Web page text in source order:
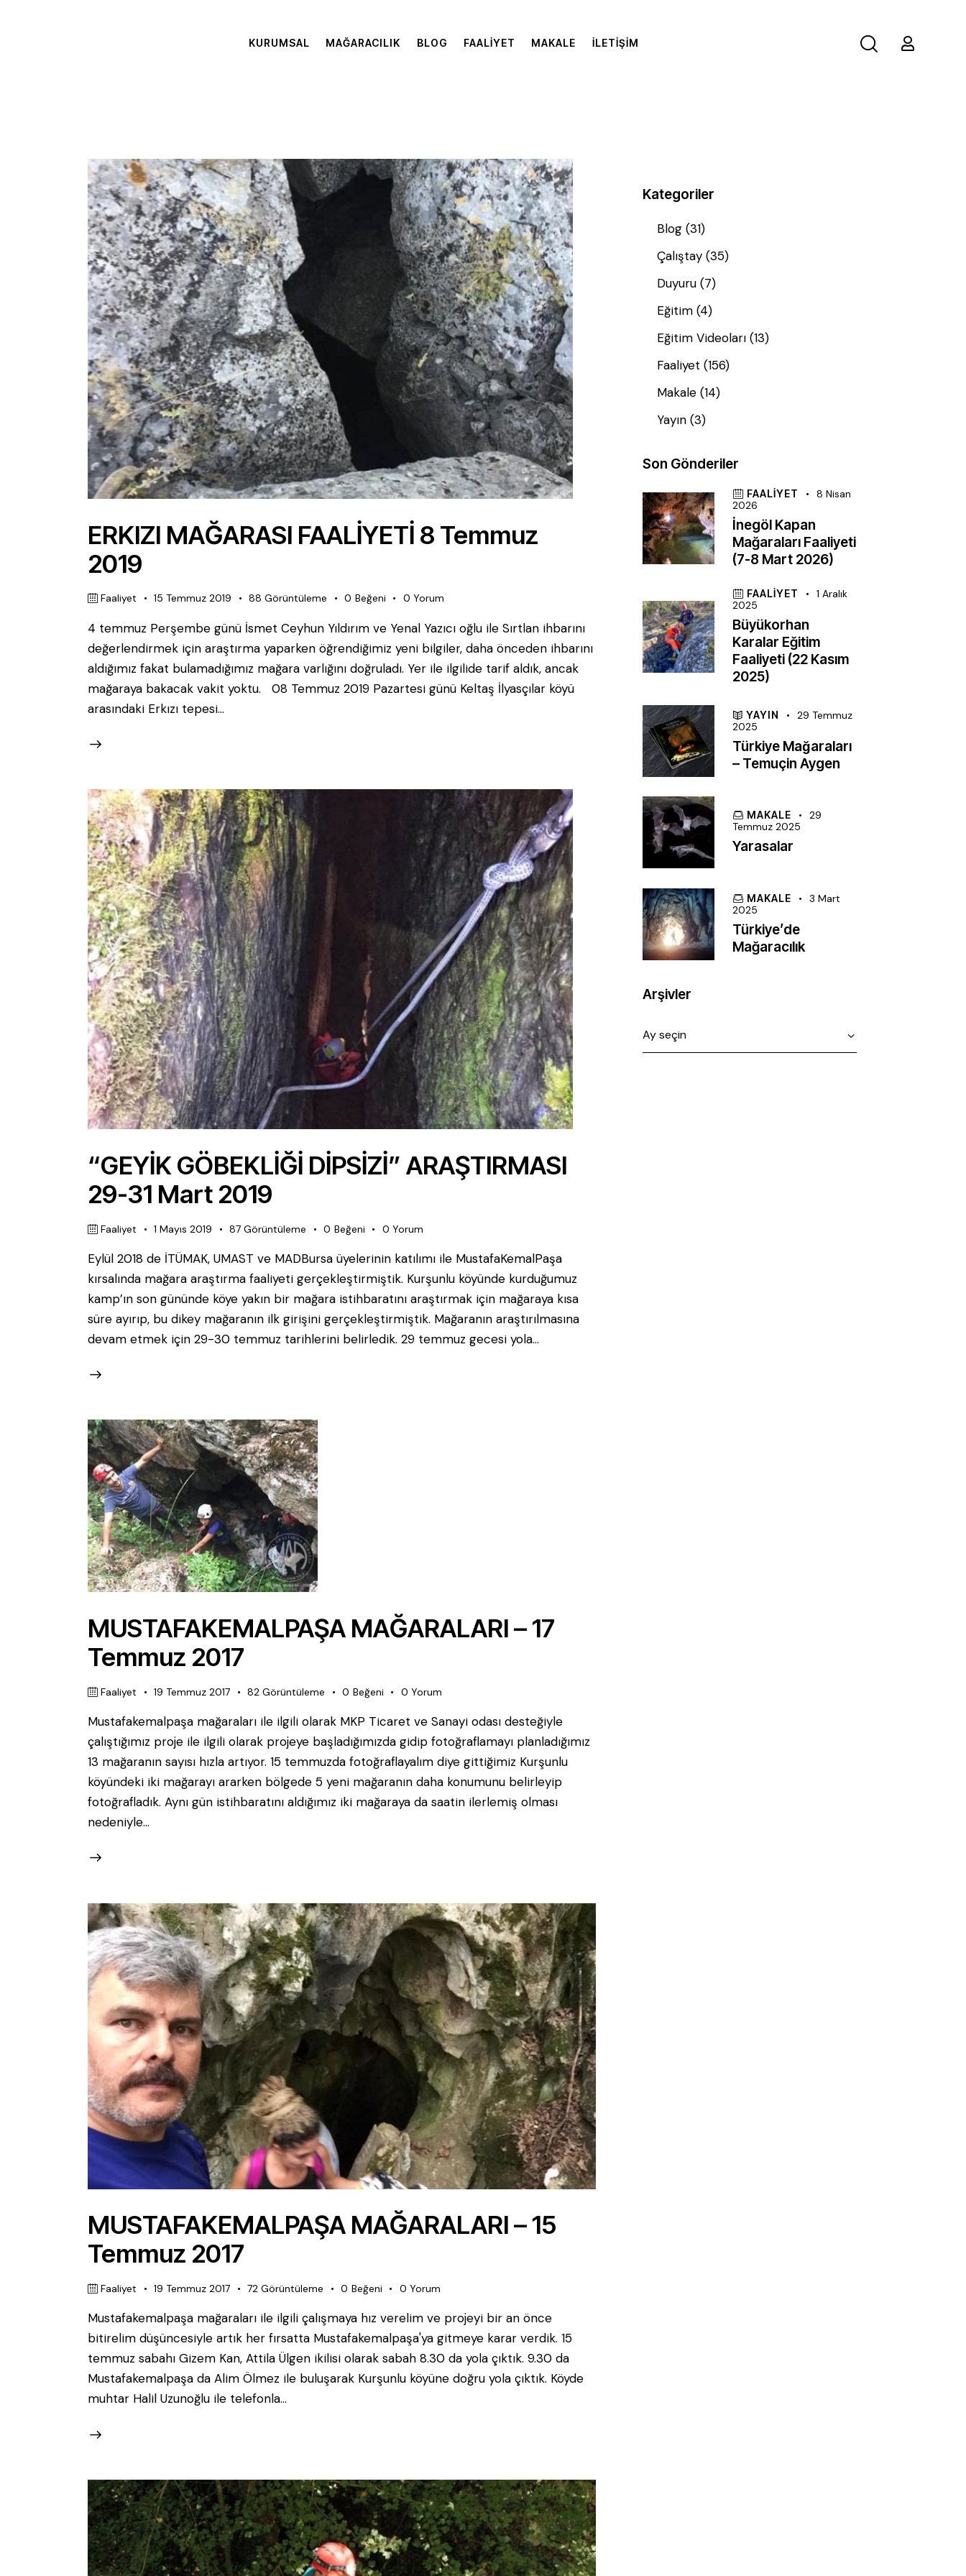
KURUMSAL MAĞARACILIK BLOG FAALIYET MAKALE İLETIŞIM
ERKIZI MAĞARASI FAALİYETİ 8 Temmuz
2019
Faaliyet 15 Temmuz 2019 88 Görüntüleme 0 Beğeni 0 Yorum
4 temmuz Perşembe günü İsmet Ceyhun Yıldırım ve Yenal Yazıcı oğlu ile Sırtlan ihbarını
değerlendirmek için araştırma yaparken öğrendiğimiz yeni bilgiler, daha önceden ihbarını
aldığımız fakat bulamadığımız mağara varlığını doğruladı. Yer ile ilgilide tarif aldık, ancak
mağaraya bakacak vakit yoktu. 08 Temmuz 2019 Pazartesi günü Keltaş İlyasçılar köyü
arasındaki Erkızı tepesi…
“GEYİK GÖBEKLİĞİ DİPSİZİ” ARAŞTIRMASI
29-31 Mart 2019
Faaliyet 1 Mayıs 2019 87 Görüntüleme 0 Beğeni 0 Yorum
Eylül 2018 de İTÜMAK, UMAST ve MADBursa üyelerinin katılımı ile MustafaKemalPaşa
kırsalında mağara araştırma faaliyeti gerçekleştirmiştik. Kurşunlu köyünde kurduğumuz
kamp’ın son gününde köye yakın bir mağara istihbaratını araştırmak için mağaraya kısa
süre ayırıp, bu dikey mağaranın ilk girişini gerçekleştirmiştik. Mağaranın araştırılmasına
devam etmek için 29-30 temmuz tarihlerini belirledik. 29 temmuz gecesi yola…
MUSTAFAKEMALPAŞA MAĞARALARI – 17
Temmuz 2017
Faaliyet 19 Temmuz 2017 82 Görüntüleme 0 Beğeni 0 Yorum
Mustafakemalpaşa mağaraları ile ilgili olarak MKP Ticaret ve Sanayi odası desteğiyle
çalıştığımız proje ile ilgili olarak projeye başladığımızda gidip fotoğraflamayı planladığımız
13 mağaranın sayısı hızla artıyor. 15 temmuzda fotoğraflayalım diye gittiğimiz Kurşunlu
köyündeki iki mağarayı ararken bölgede 5 yeni mağaranın daha konumunu belirleyip
fotoğrafladık. Aynı gün istihbaratını aldığımız iki mağaraya da saatin ilerlemiş olması
nedeniyle…
MUSTAFAKEMALPAŞA MAĞARALARI – 15
Temmuz 2017
Faaliyet 19 Temmuz 2017 72 Görüntüleme 0 Beğeni 0 Yorum
Mustafakemalpaşa mağaraları ile ilgili çalışmaya hız verelim ve projeyi bir an önce
bitirelim düşüncesiyle artık her fırsatta Mustafakemalpaşa'ya gitmeye karar verdik. 15
temmuz sabahı Gizem Kan, Attila Ülgen ikilisi olarak sabah 8.30 da yola çıktık. 9.30 da
Mustafakemalpaşa da Alim Ölmez ile buluşarak Kurşunlu köyüne doğru yola çıktık. Köyde
muhtar Halil Uzunoğlu ile telefonla…
Kategoriler
Blog (31)
Çalıştay (35)
Duyuru (7)
Eğitim (4)
Eğitim Videoları (13)
Faaliyet (156)
Makale (14)
Yayın (3)
Son Gönderiler
FAALIYET
8 Nisan
2026
İnegöl Kapan
Mağaraları Faaliyeti
(7-8 Mart 2026)
FAALIYET
1 Aralık
2025
Büyükorhan
Karalar Eğitim
Faaliyeti (22 Kasım
2025)
YAYIN
29 Temmuz
2025
Türkiye Mağaraları
– Temuçin Aygen
MAKALE
29
Temmuz 2025
Yarasalar
MAKALE
3 Mart
2025
Türkiye’de
Mağaracılık
Arşivler